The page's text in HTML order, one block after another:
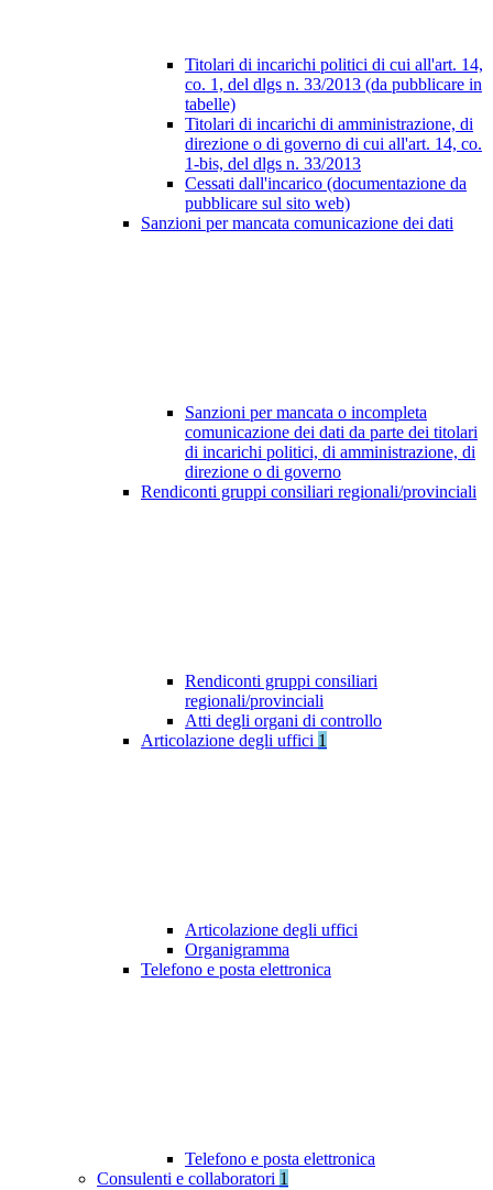
Titolari di incarichi politici di cui all'art. 14,
co. 1, del dlgs n. 33/2013 (da pubblicare in
tabelle)
Titolari di incarichi di amministrazione, di
direzione o di governo di cui all'art. 14, co.
1-bis, del dlgs n. 33/2013
Cessati dall'incarico (documentazione da
pubblicare sul sito web)
Sanzioni per mancata comunicazione dei dati
Sanzioni per mancata o incompleta
comunicazione dei dati da parte dei titolari
di incarichi politici, di amministrazione, di
direzione o di governo
Rendiconti gruppi consiliari regionali/provinciali
Rendiconti gruppi consiliari
regionali/provinciali
Atti degli organi di controllo
Articolazione degli uffici 1
Articolazione degli uffici
Organigramma
Telefono e posta elettronica
Telefono e posta elettronica
Consulenti e collaboratori 1